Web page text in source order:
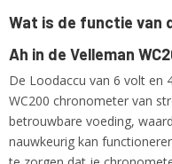
Wat is de functie van
Ah in de Velleman
De Loodaccu van 6 volt en
WC200 chronometer van
betrouwbare voeding,
nauwkeurig kan